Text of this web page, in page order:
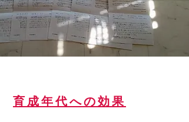
​育成年代への効果